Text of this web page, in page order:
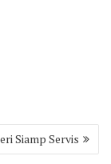
Siamp Servis